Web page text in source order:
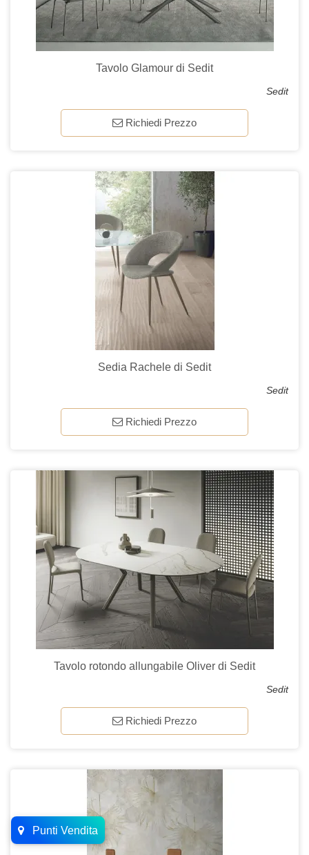
Tavolo Glamour di Sedit
Sedit
Richiedi Prezzo
Sedia Rachele di Sedit
Sedit
Richiedi Prezzo
Tavolo rotondo allungabile Oliver di Sedit
Sedit
Richiedi Prezzo
Punti Vendita